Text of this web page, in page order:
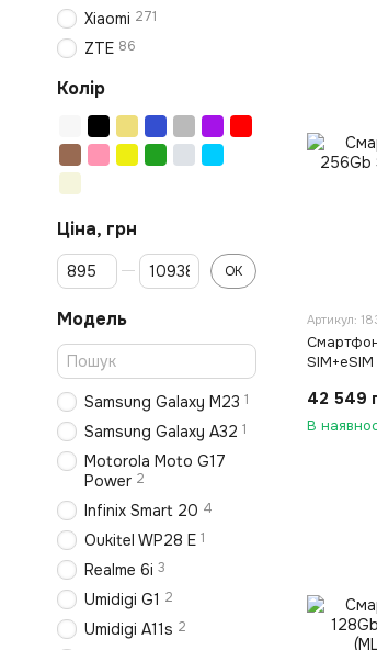
Артикул:
42 549
В
Xiaomi 271
ZTE 86
Колір
Ціна, грн
От Ціна, грн
До Ціна, грн ОК
Модель
Samsung Galaxy M23 1
Samsung Galaxy A32 1
Motorola Moto G17
Power 2
Infinix Smart 20 4
Oukitel WP28 E 1
Realme 6i 3
Umidigi G1 2
Umidigi A11s 2